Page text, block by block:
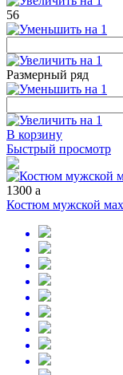
56
Размерный ряд
В корзину
Быстрый просмотр
1300 a
Костюм мужской